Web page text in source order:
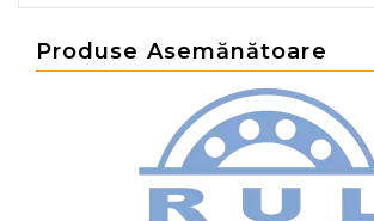
Produse Asemănătoare